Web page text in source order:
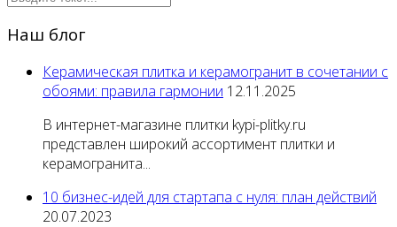
Наш блог
Керамическая плитка и керамогранит в сочетании с
обоями: правила гармонии 12.11.2025
В интернет-магазине плитки kypi-plitky.ru
представлен широкий ассортимент плитки и
керамогранита...
10 бизнес-идей для стартапа с нуля: план действий
20.07.2023